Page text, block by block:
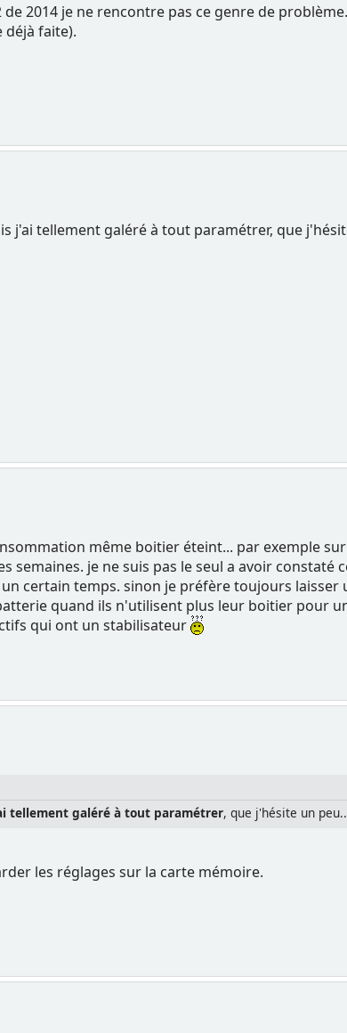
2014 je ne rencontre pas ce genre de
faite).
j'ai tellement galéré à tout paramétrer, que
même boitier éteint... par exemple sur
semaines. je ne suis pas le seul a avoir
certain temps. sinon je préfère toujours
quand ils n'utilisent plus leur boitier pour
qui ont un stabilisateur
tellement galéré à tout paramétrer, que j'hésite un
les réglages sur la carte mémoire.